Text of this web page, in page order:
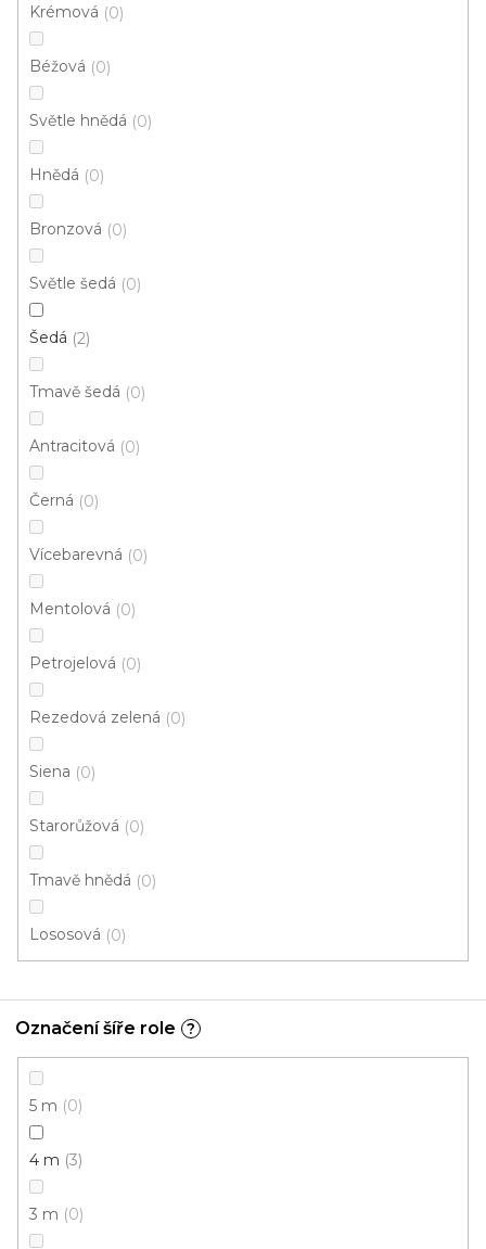
Krémová 0
Béžová 0
Světle hnědá 0
Hnědá 0
Bronzová 0
Světle šedá 0
Šedá 2
Tmavě šedá 0
Antracitová 0
Černá 0
Vícebarevná 0
Mentolová 0
Petrojelová 0
Rezedová zelená 0
Siena 0
Starorůžová 0
Tmavě hnědá 0
Lososová 0
Označení šíře role ?
5 m 0
4 m 3
3 m 0
Koberec metráž TROP zelený
277 Kč/ m2
4 m
Metrážový koberec OCEAN 38790
Skladem externě, odesíláme do 4 dnů